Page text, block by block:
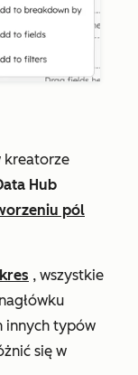
kreatorze
Hub
pól
, wszystkie
innych typów
się w